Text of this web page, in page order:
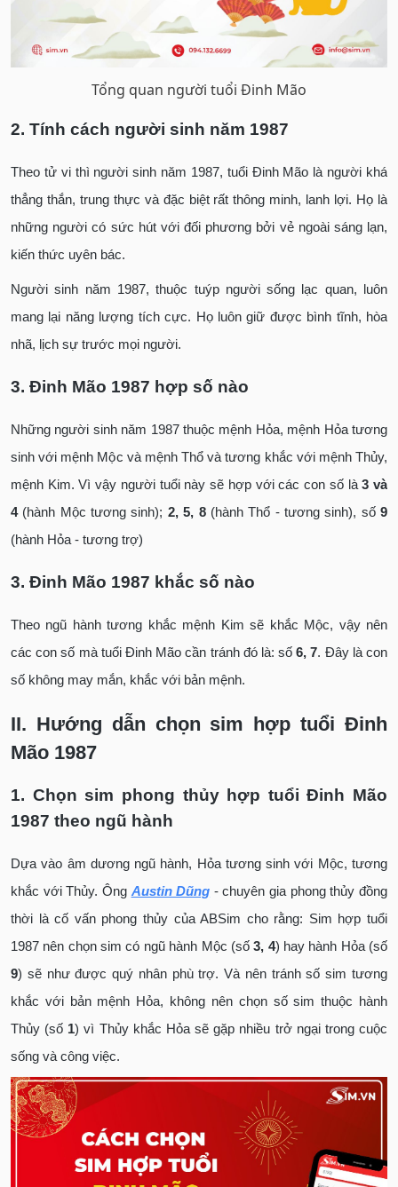
Tổng quan người tuổi Đinh Mão
2. Tính cách người sinh năm 1987
Theo tử vi thì người sinh năm 1987, tuổi Đinh Mão là người khá
thẳng thắn, trung thực và đặc biệt rất thông minh, lanh lợi. Họ là
những người có sức hút với đối phương bởi vẻ ngoài sáng lạn,
kiến thức uyên bác.
Người sinh năm 1987, thuộc tuýp người sống lạc quan, luôn
mang lại năng lượng tích cực. Họ luôn giữ được bình tĩnh, hòa
nhã, lịch sự trước mọi người.
3. Đinh Mão 1987 hợp số nào
Những người sinh năm 1987 thuộc mệnh Hỏa, mệnh Hỏa tương
sinh với mệnh Mộc và mệnh Thổ và tương khắc với mệnh Thủy,
mệnh Kim. Vì vậy người tuổi này sẽ hợp với các con số là3 và
4(hành Mộc tương sinh); 2, 5, 8(hành Thổ - tương sinh), số9
(hành Hỏa - tương trợ)
3. Đinh Mão 1987 khắc số nào
Theo ngũ hành tương khắc mệnh Kim sẽ khắc Mộc, vậy nên
các con số mà tuổi Đinh Mão cần tránh đó là: số 6, 7. Đây là con
số không may mắn, khắc với bản mệnh.
II. Hướng dẫn chọn sim hợp tuổi Đinh
Mão 1987
1. Chọn sim phong thủy hợp tuổi Đinh Mão
1987 theo ngũ hành
Dựa vào âm dương ngũ hành, Hỏa tương sinh với Mộc, tương
khắc với Thủy. Ông Austin Dũng - chuyên gia phong thủy đồng
thời là cố vấn phong thủy của ABSim cho rằng: Sim hợp tuổi
1987 nên chọn sim có ngũ hành Mộc (số3, 4) hay hành Hỏa (số
9) sẽ như được quý nhân phù trợ. Và nên tránh số sim tương
khắc với bản mệnh Hỏa, không nên chọn số sim thuộc hành
Thủy (số 1) vì Thủy khắc Hỏa sẽ gặp nhiều trở ngại trong cuộc
sống và công việc.